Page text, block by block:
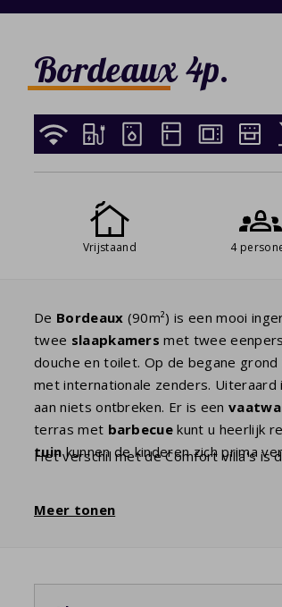
Bordeaux 4p.
Vrijstaand 4
De Bordeaux (90m²) is een mooi
twee slaapkamers met twee
douche en toilet. Op de begane
met internationale zenders. Uiteraard
aan niets ontbreken. Er is een
terras met barbecue kunt u heerlijk
tuinkunnen de kinderen zich prima
Het verschil met de Comfort villa's is
Meer tonen